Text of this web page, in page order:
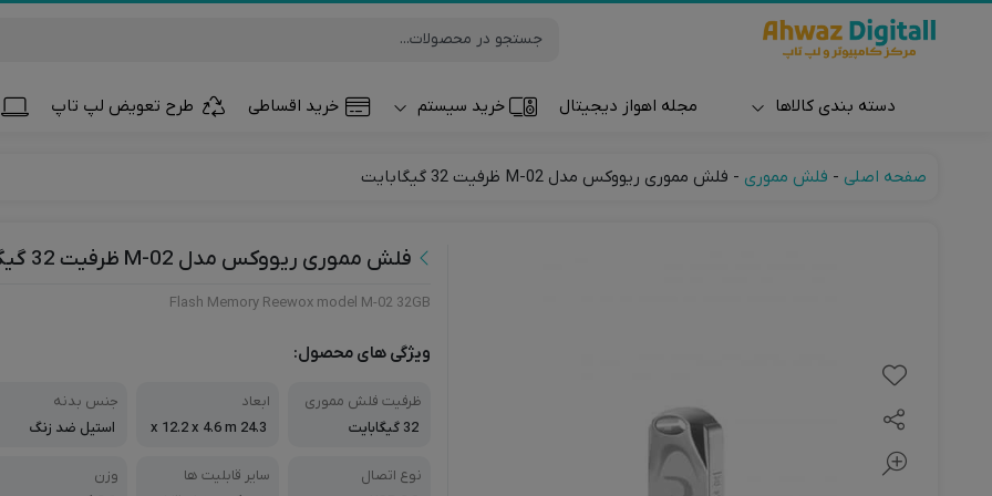
دسته بندی کالاها
ساعت و مچ بند ساعت هوشمند
مجله اهواز دیجیتال خرید سیستم خرید اقساطی طرح تعویض لپ تاپ
صفحه اصلی - فلش مموری - فلش مموری ریووکس مدل M-02 ظرفیت 32 گیگابایت
فلش مموری ریووکس مدل M-02 ظرفیت 32 گیگابایت
Flash Memory Reewox model M-02 32GB
ویژگی های محصول:
ظرفیت فلش مموری
32 گیگابایت
ابعاد
24.3 x 12.2 x 4.6 m
جنس بدنه
استیل ضد زنگ
نوع اتصال
سایر قابلیت ها
وزن